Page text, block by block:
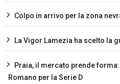
Colpo in arrivo per la zona
La Vigor Lamezia ha scelto la
Praia, il mercato prende
Romano per la Serie D